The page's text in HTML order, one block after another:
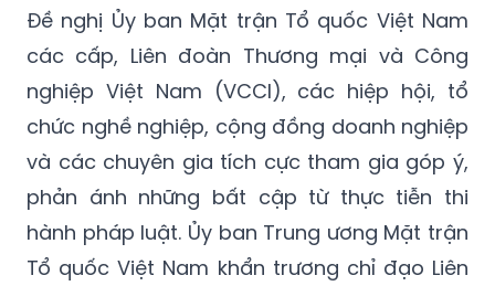
Đề nghị Ủy ban Mặt trận Tổ quốc Việt Nam
các cấp, Liên đoàn Thương mại và Công
nghiệp Việt Nam (VCCI), các hiệp hội, tổ
chức nghề nghiệp, cộng đồng doanh nghiệp
và các chuyên gia tích cực tham gia góp ý,
phản ánh những bất cập từ thực tiễn thi
hành pháp luật. Ủy ban Trung ương Mặt trận
Tổ quốc Việt Nam khẩn trương chỉ đạo Liên